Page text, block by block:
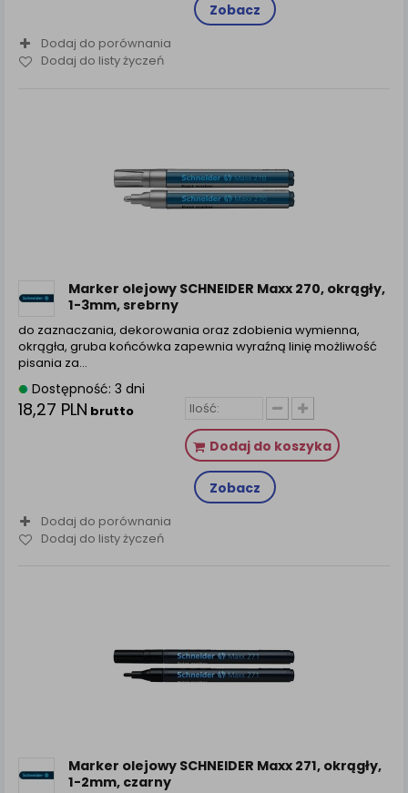
Zobacz
Dodaj do porównania
Dodaj do listy życzeń
Marker olejowy SCHNEIDER Maxx 270, okrągły,
1-3mm, srebrny
do zaznaczania, dekorowania oraz zdobienia wymienna,
okrągła, gruba końcówka zapewnia wyraźną linię możliwość
pisania za...
Dostępność: 3 dni
18,27 PLN brutto
Dodaj do koszyka
Zobacz
Dodaj do porównania
Dodaj do listy życzeń
Marker olejowy SCHNEIDER Maxx 271, okrągły,
1-2mm, czarny